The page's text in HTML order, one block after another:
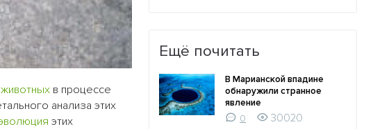
животных в процессе
анализа этих
этих
Ещё почитать
В Марианской впадине
обнаружили странное
явление
0
30020